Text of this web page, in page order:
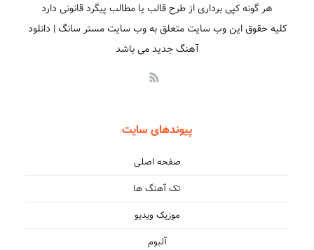
هر گونه کپی برداری از طرح قالب یا مطالب پیگرد قانونی دارد
کلیه حقوق این وب سایت متعلق به وب سایت مستر سانگ | دانلود
آهنگ جدید می باشد
پیوندهای سایت
صفحه اصلی
تک آهنگ ها
موزیک ویدیو
آلبوم